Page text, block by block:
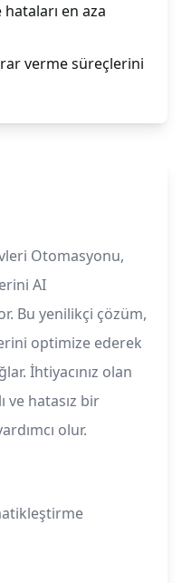
en aza
verme süreçlerini
Otomasyonu,
AI
Bu yenilikçi çözüm,
optimize ederek
İhtiyacınız olan
ve hatasız bir
olur.